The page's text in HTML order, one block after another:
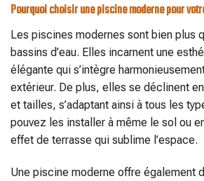
Pourquoi choisir une piscine moderne pour
Les piscines modernes sont bien plus
bassins d’eau. Elles incarnent une
élégante qui s’intègre
extérieur. De plus, elles se déclinent
et tailles, s’adaptant ainsi à tous les
pouvez les installer à même le sol ou
effet de terrasse qui sublime l’espace.
Une piscine moderne offre également